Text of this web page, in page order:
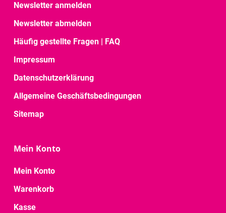
Newsletter anmelden
Newsletter abmelden
Häufig gestellte Fragen | FAQ
Impressum
Datenschutzerklärung
Allgemeine Geschäftsbedingungen
Sitemap
Mein Konto
Mein Konto
Warenkorb
Kasse